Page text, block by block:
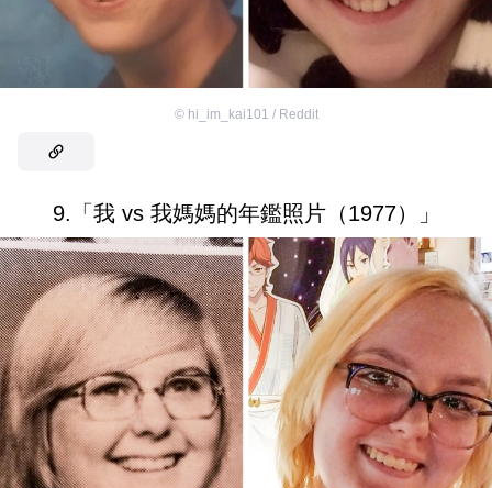
© hi_im_kai101 / Reddit
9.「我 vs 我媽媽的年鑑照片（1977）」